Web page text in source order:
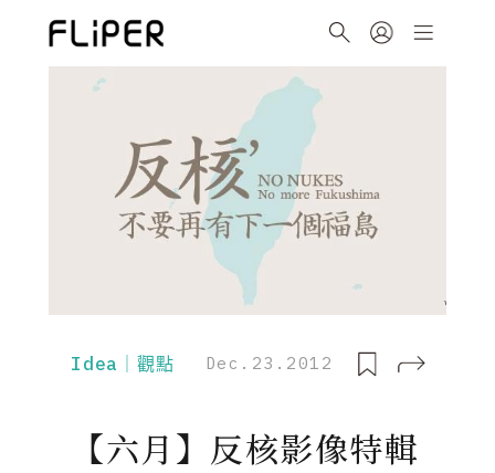
Idea｜觀點 Dec.23.2012
【六月】反核影像特輯